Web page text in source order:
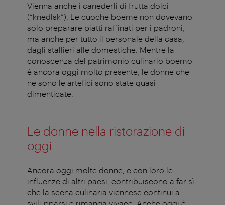
Vienna anche i canederli di frutta dolci
(“knedlsk”). Le cuoche boeme non dovevano
solo preparare piatti raffinati per i padroni,
ma anche per tutto il personale della casa,
dagli stallieri alle domestiche. Mentre la
conoscenza del patrimonio culinario boemo
è ancora oggi molto presente, le donne che
ne sono le artefici sono state quasi
dimenticate.
Le donne nella ristorazione di
oggi
Ancora oggi molte donne, e con loro le
influenze di altri paesi, contribuiscono a far sì
che la scena culinaria viennese continui a